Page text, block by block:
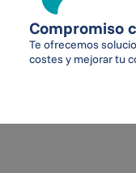
Compromiso
Te ofrecemos
costes y mejorar tu